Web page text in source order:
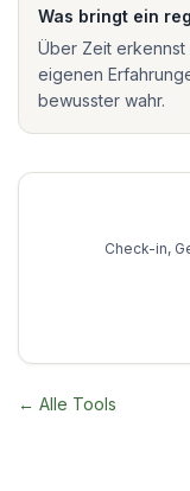
Was bringt ein
Über Zeit erkennst
eigenen
bewusster wahr.
Check-in,
← Alle Tools